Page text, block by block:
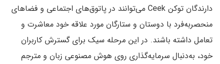
دارندگان توکن Ceek‌ می‌توانند در پاتوق‌های اجتماعی و فضاهای
منحصربه‌فرد با دوستان و ستارگان مورد علاقه خود معاشرت و
تعامل داشته باشند. در این مرحله سیک برای گسترش کاربران
خود، به‌دنبال سرمایه‌گذاری روی هوش مصنوعی زبان و مترجم